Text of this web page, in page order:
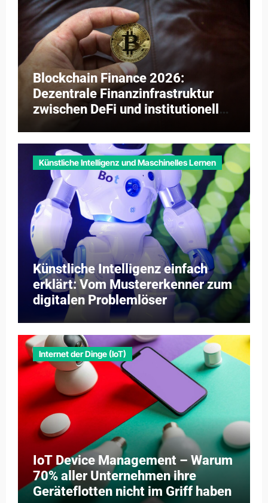
Blockchain Finance 2026:
Dezentrale Finanzinfrastruktur
zwischen DeFi und institutioneller
Künstliche Intelligenz und Maschinelles Lernen
Künstliche Intelligenz einfach
erklärt: Vom Mustererkenner zum
digitalen Problemlöser
Internet der Dinge (IoT)
IoT Device Management – Warum
70% aller Unternehmen ihre
Geräteflotten nicht im Griff haben